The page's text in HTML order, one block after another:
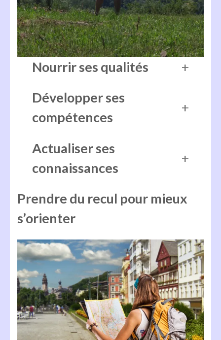
Nourrir ses qualités
Développer ses
compétences
Actualiser ses
connaissances
Prendre du recul pour mieux
s’orienter